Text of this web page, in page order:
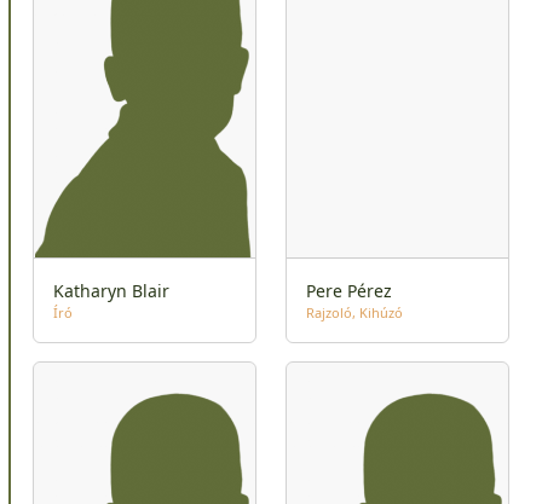
Katharyn Blair
Író
Pere Pérez
Rajzoló Kihúzó